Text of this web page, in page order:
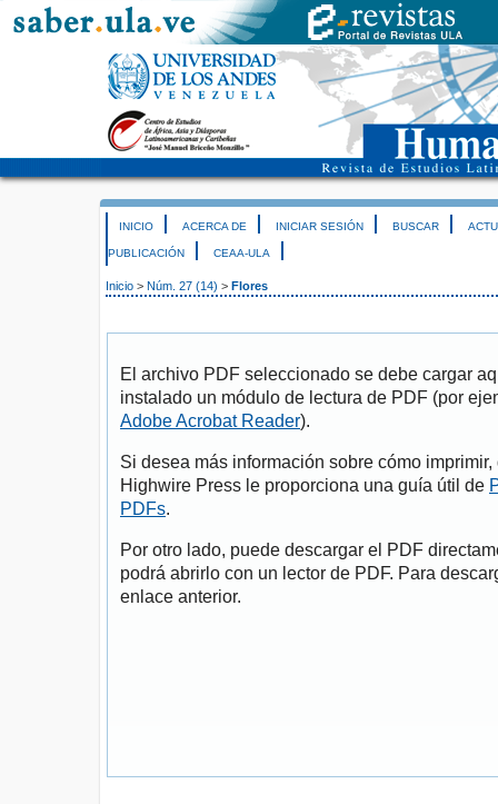
INICIO ACERCA DE INICIAR SESIÓN BUSCAR
PUBLICACIÓN CEAA-ULA
Inicio > Núm. 27 (14) > Flores
El archivo PDF seleccionado se debe cargar
instalado un módulo de lectura de PDF (por
Adobe Acrobat Reader).
Si desea más información sobre cómo
Highwire Press le proporciona una guía útil de
PDFs.
Por otro lado, puede descargar el PDF
podrá abrirlo con un lector de PDF. Para
enlace anterior.